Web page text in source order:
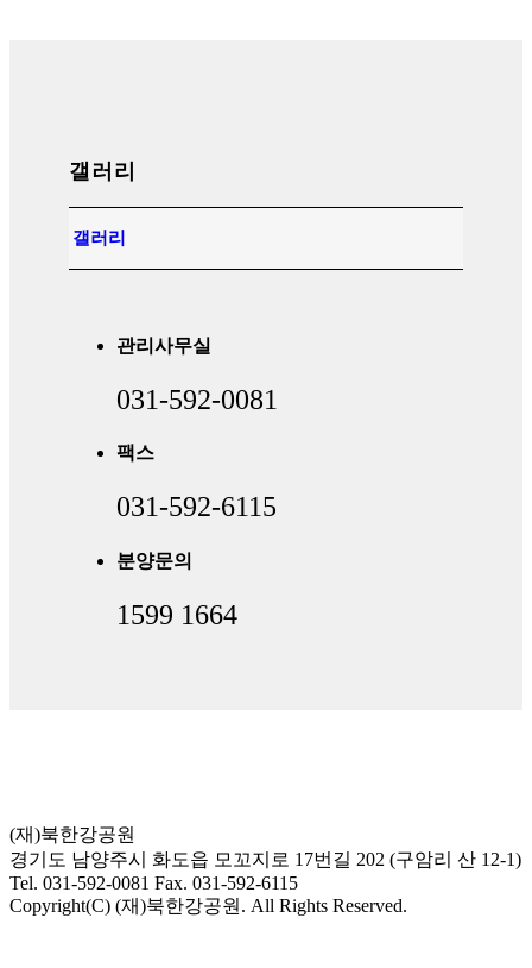
갤러리
갤러리
관리사무실
031-592-0081
팩스
031-592-6115
분양문의
1599 1664
(재)북한강공원
경기도 남양주시 화도읍 모꼬지로 17번길 202 (구암리 산 12-1)
Tel. 031-592-0081 Fax. 031-592-6115
Copyright(C) (재)북한강공원. All Rights Reserved.